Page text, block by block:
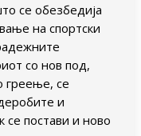
се обезбедија
на спортски
со нов под,
греење, се
и
се постави и ново